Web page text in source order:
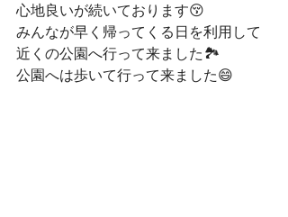
心地良いが続いております😚
みんなが早く帰ってくる日を利用して
近くの公園へ行って来ました🏞
公園へは歩いて行って来ました😄